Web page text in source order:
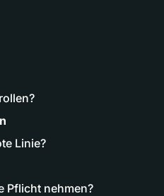
Linie?
Pflicht nehmen?